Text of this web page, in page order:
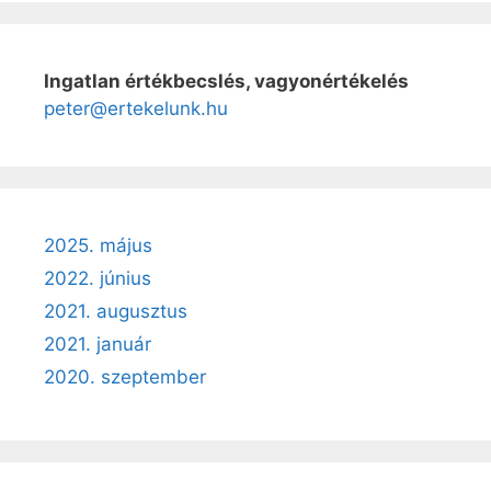
Ingatlan értékbecslés, vagyonértékelés
peter@ertekelunk.hu
2025. május
2022. június
2021. augusztus
2021. január
2020. szeptember